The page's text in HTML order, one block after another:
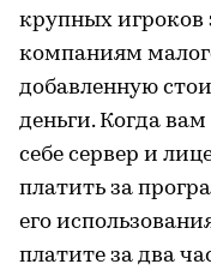
крупных игроков
компаниям
добавленную
деньги. Когда
себе сервер и
платить за
его
платите за два